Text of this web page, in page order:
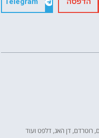
רוטרדם, דן האג, דלפט ועוד